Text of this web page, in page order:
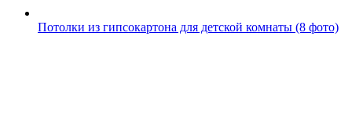
Потолки из гипсокартона для детской комнаты (8 фото)